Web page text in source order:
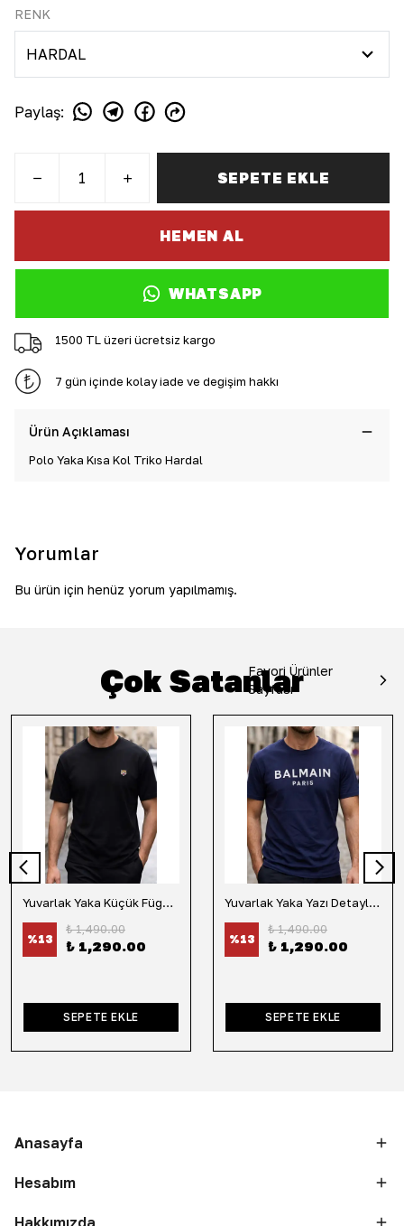
RENK
Paylaş:
SEPETE EKLE
HEMEN AL
WHATSAPP
1500 TL üzeri ücretsiz kargo
7 gün içinde kolay iade ve değişim hakkı
Ürün Açıklaması
Polo Yaka Kısa Kol Triko Hardal
Yorumlar
Bu ürün için henüz yorum yapılmamış.
Çok Satanlar
Favori Ürünler
Sayfası
Yuvarlak Yaka Küçük Fügür Detaylı Tişört-Siyah
%13
₺ 1,490.00
₺ 1,290.00
SEPETE EKLE
Yuvarlak Yaka Yazı Detaylı Tişört-Lacivert
%13
₺ 1,490.00
₺ 1,290.00
SEPETE EKLE
Anasayfa
Hesabım
Hakkımızda